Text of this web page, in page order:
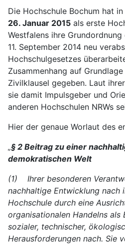
Die Hochschule Bochum hat
26. Januar 2015 als erste
Westfalens ihre
11. September 2014 neu
Hochschulgesetzes
Zusammenhang auf
Zivilklausel gegeben. Laut ihrer
sie damit Impulsgeber und
anderen Hochschulen NRWs
Hier der genaue Worlaut des
„§ 2 Beitrag zu einer
demokratischen Welt
(1) Ihrer besonderen
nachhaltige Entwicklung nach
Hochschule durch eine
organisationalen Handelns als
sozialer, technischer,
Herausforderungen nach. Sie